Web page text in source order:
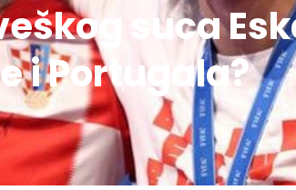
suca
i Portugala?